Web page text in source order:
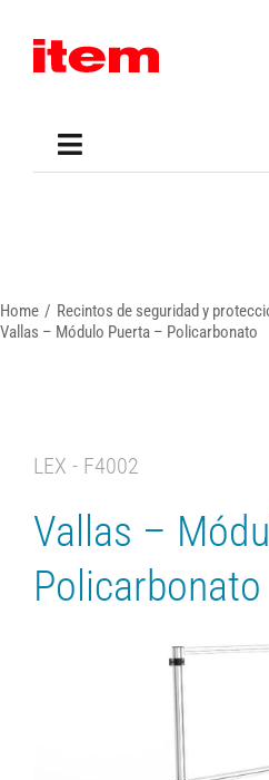
content
Toggle
Support
Home Recintos de seguridad y
Vallas – Módulo Puerta – Policarbonato
LEX - F4002
Vallas –
Policarbonato